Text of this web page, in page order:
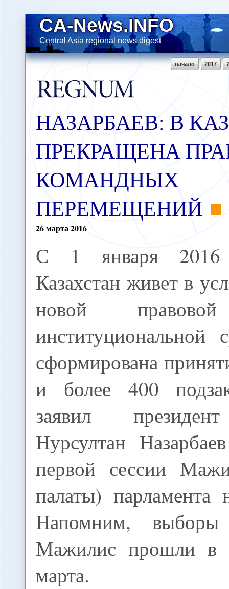
CA-News.INFO
Central Asia regional news digest
2017
начало
НАЗАРБАЕВ: В
ПРЕКРАЩЕНА
КОМАНДНЫХ
ПЕРЕМЕЩЕНИЙ
26марта2016
С 1 января 2016
Казахстан живет в
новой
институциональной
сформирована
и более 400
заявил
Нурсултан
первой сессии
палаты) парламента
Напомним, выборы
Мажилис прошли в
марта.